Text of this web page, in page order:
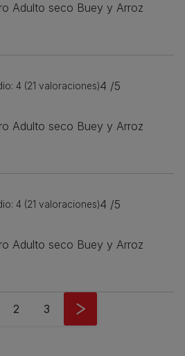
Adulto seco Buey y Arroz
4 (21 valoraciones)4 /5
Adulto seco Buey y Arroz
4 (21 valoraciones)4 /5
Adulto seco Buey y Arroz
page
Page
2 Page
3